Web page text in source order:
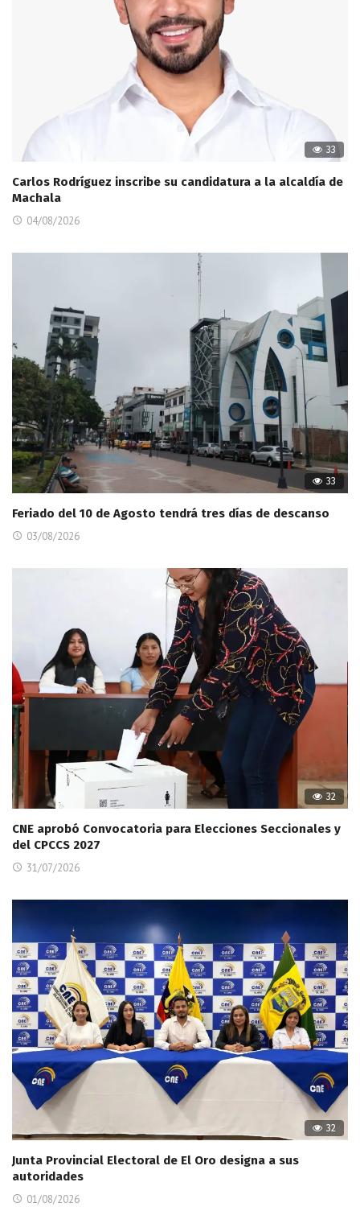
33
Carlos Rodríguez inscribe su candidatura a la alcaldía de
Machala
04/08/2026
33
Feriado del 10 de Agosto tendrá tres días de descanso
03/08/2026
32
CNE aprobó Convocatoria para Elecciones Seccionales y
del CPCCS 2027
31/07/2026
32
Junta Provincial Electoral de El Oro designa a sus
autoridades
01/08/2026